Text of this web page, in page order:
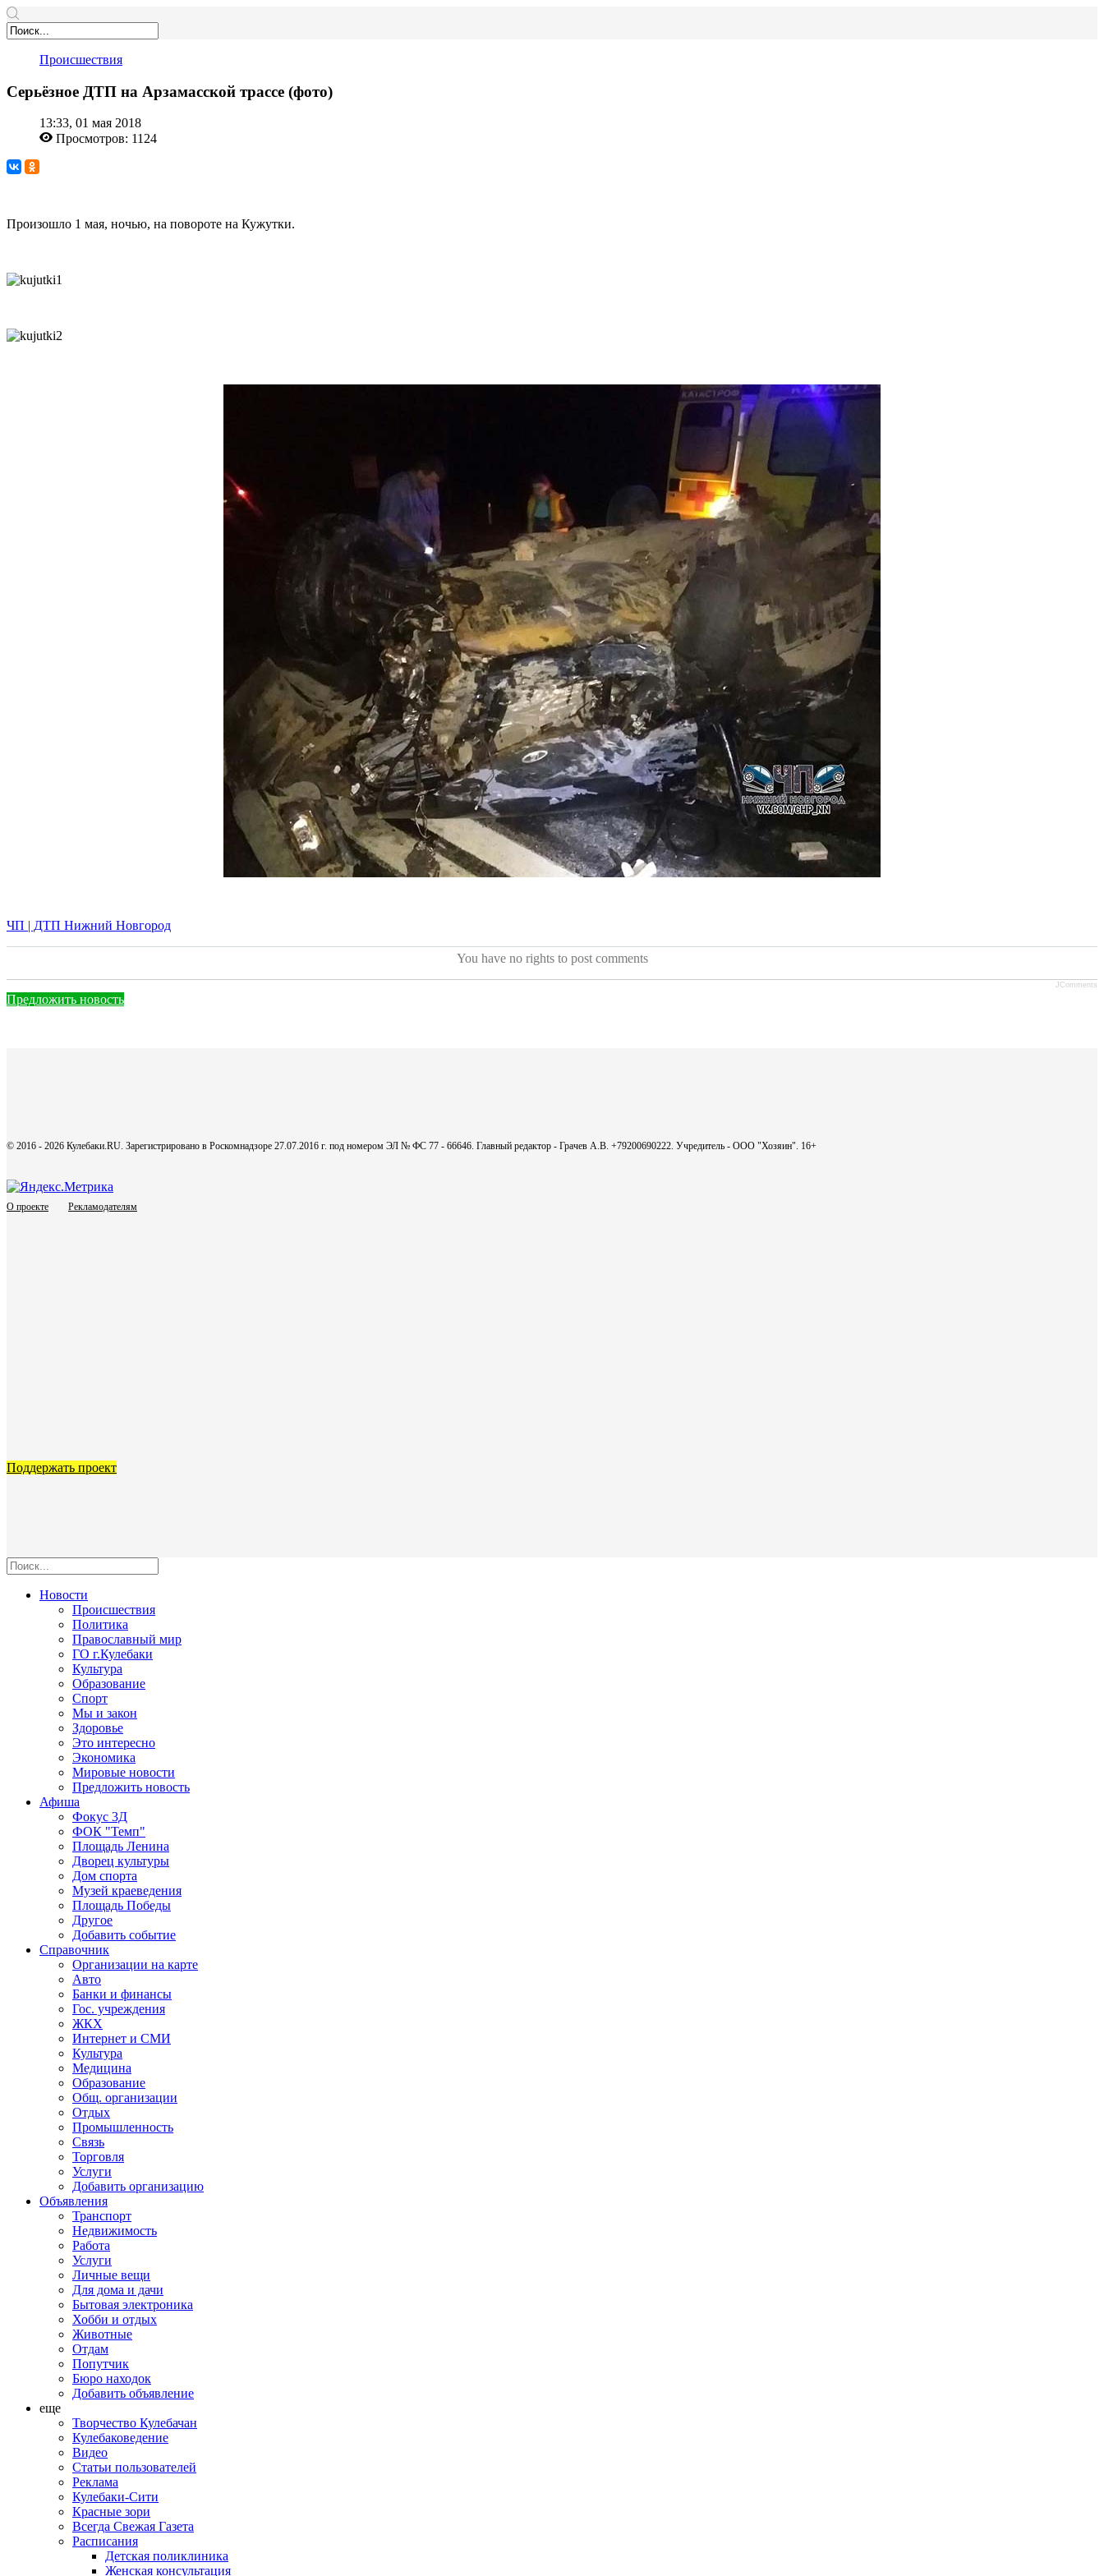
Происшествия
Серьёзное ДТП на Арзамасской трассе (фото)
13:33, 01 мая 2018
Просмотров: 1124
Произошло 1 мая, ночью, на повороте на Кужутки.
ЧП | ДТП Нижний Новгород
You have no rights to post comments
JComments
Предложить новость
© 2016 - 2026 Кулебаки.RU. Зарегистрировано в Роскомнадзоре 27.07.2016 г. под номером ЭЛ № ФС 77 - 66646. Главный редактор - Грачев А.В. +79200690222. Учредитель - ООО "Хозяин". 16+
О проекте Рекламодателям
Поддержать проект
Новости
Происшествия
Политика
Православный мир
ГО г.Кулебаки
Культура
Образование
Спорт
Мы и закон
Здоровье
Это интересно
Экономика
Мировые новости
Предложить новость
Афиша
Фокус 3Д
ФОК "Темп"
Площадь Ленина
Дворец культуры
Дом спорта
Музей краеведения
Площадь Победы
Другое
Добавить событие
Справочник
Организации на карте
Авто
Банки и финансы
Гос. учреждения
ЖКХ
Интернет и СМИ
Культура
Медицина
Образование
Общ. организации
Отдых
Промышленность
Связь
Торговля
Услуги
Добавить организацию
Объявления
Транспорт
Недвижимость
Работа
Услуги
Личные вещи
Для дома и дачи
Бытовая электроника
Хобби и отдых
Животные
Отдам
Попутчик
Бюро находок
Добавить объявление
еще
Творчество Кулебачан
Кулебаковедение
Видео
Статьи пользователей
Реклама
Кулебаки-Сити
Красные зори
Всегда Свежая Газета
Расписания
Детская поликлиника
Женская консультация